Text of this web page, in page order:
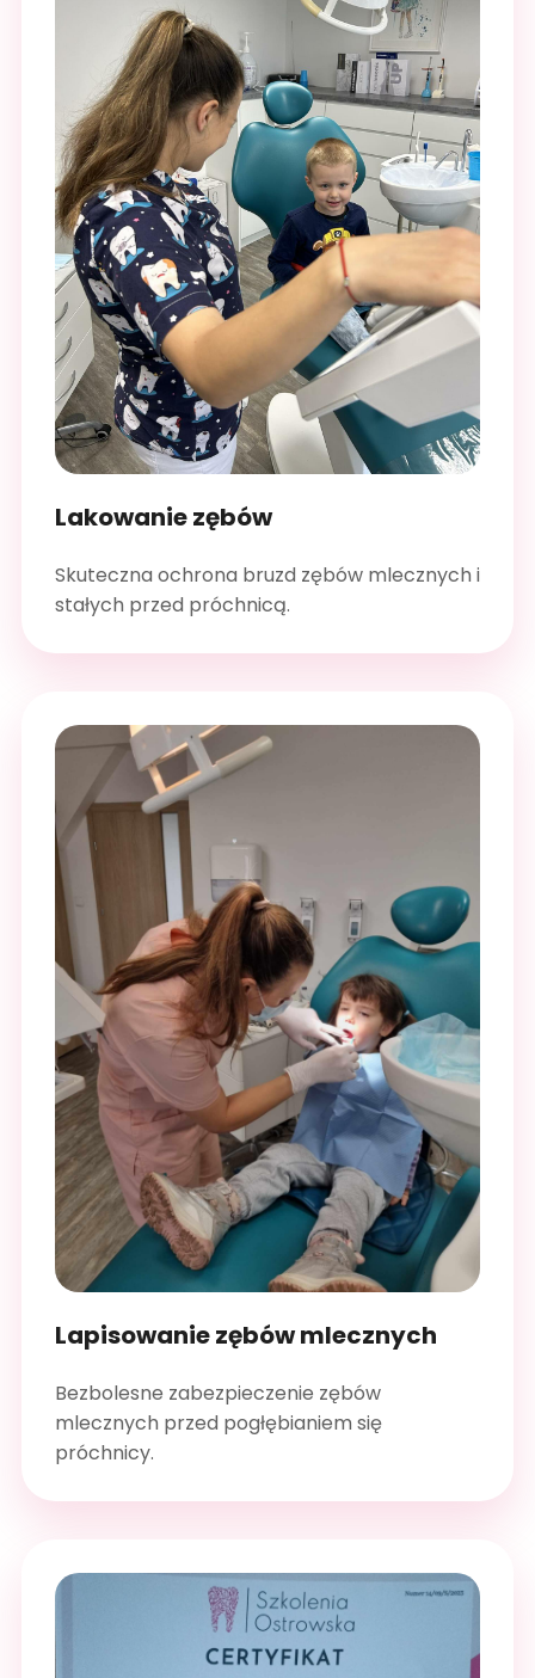
Lakowanie zębów
Skuteczna ochrona bruzd zębów mlecznych i
stałych przed próchnicą.
Lapisowanie zębów mlecznych
Bezbolesne zabezpieczenie zębów
mlecznych przed pogłębianiem się
próchnicy.